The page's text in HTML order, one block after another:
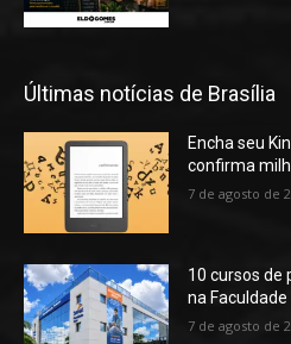
Últimas notícias de Brasília
Encha seu
confirma
7 de agosto de
10 cursos de
na Faculdade
7 de agosto de